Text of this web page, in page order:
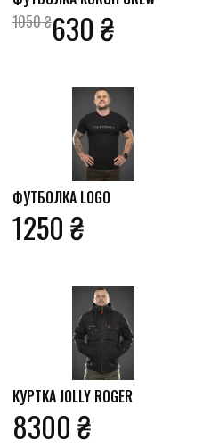
1050 ₴630 ₴
ФУТБОЛКА LOGO
1250 ₴
КУРТКА JOLLY ROGER
8300 ₴